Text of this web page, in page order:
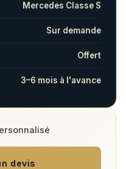
Mercedes Classe S
Sur demande
Offert
3–6 mois à l'avance
devis